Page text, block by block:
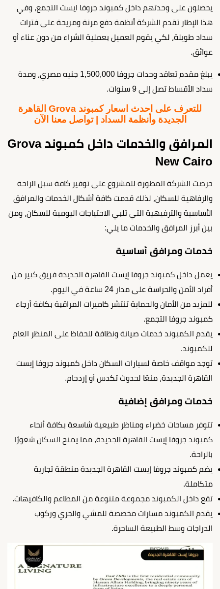
يحصلون على وحدتهم داخل كمبوند جروفا ايست التجمع، وفي
هذا الإطار تقدم الشركة أنظمة دفع مرنة ومريحة على فترات
سداد طويلة، لكي يقوم العميل بعملية الشراء من دون عناء أو
عوائق.
يبلغ مقدم تعاقد وحدات جروفا 1,500,000 جنيه مصري، ومدة
سداد الأقساط تصل إلى 9 سنوات.
للتعرف على احدث اسعار كمبوند Grova القاهرة
الجديدة وأنظمة السداد | تواصل معنا الآن
المرافق والخدمات داخل كمبوند Grova
New Cairo
حرصت الشركة المطورة للمشروع على توفير كافة سبل الراحة
والرفاهية للسكان، لذلك قدمت كافة أشكال الخدمات والمرافق
الأساسية والترفيهية التي تلبي الاحتياجات اليومية للسكان، ومن
بين أبرز المرافق والخدمات ما يلي:
خدمات ومرافق أساسية
يعمل داخل كمبوند جروفا إيست القاهرة الجديدة فريق كبير من
أفراد الأمن والحراسة على مدار 24 ساعة في اليوم.
للمزيد من الأمان والحماية تنتشر كاميرات المراقبة بكافة أرجاء
كمبوند جروفا التجمع.
يقدم الكمبوند خدمات صيانة ونظافة للحفاظ على المنظر العام
للكمبوند.
توجد مواقف خاصة لسيارات السكان داخل كمبوند جروفا إيست
القاهرة الجديدة، منعًا لحدوث تكدس أو إزدحام.
خدمات ومرافق إضافية
تتوفر مساحات خضراء ومناظر طبيعية شاسعة بكافة أنحاء
كمبوند جروفا إيست القاهرة الجديدة، مما يمنح السكان شعورًا
بالراحة.
يضم كمبوند جروفا إيست القاهرة الجديدة منطقة تجارية
متكاملة.
تقع داخل الكمبوند مجموعة متنوعة من المطاعم والكافيهات.
يقدم الكمبوند مسارات مخصصة للمشي والجري وركوب
الدراجات وسط الطبيعة الساحرة.